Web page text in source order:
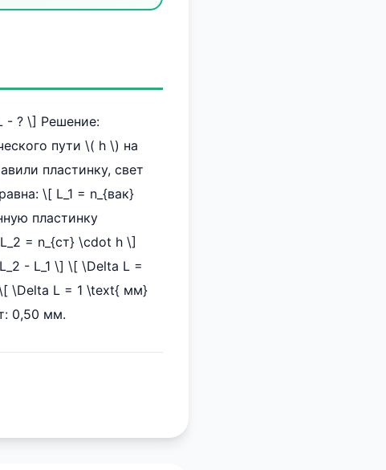
- ? \] Решение:
пути \( h \) на
пластинку, свет
\[ L_1 = n_{вак}
пластинку
= n_{ст} \cdot h \]
- L_1 \] \[ \Delta L =
\Delta L = 1 \text{ мм}
0,50 мм.